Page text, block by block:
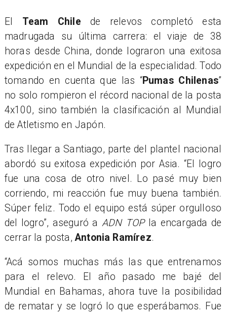
El Team Chile de relevos completó esta
madrugada su última carrera: el viaje de 38
horas desde China, donde lograron una exitosa
expedición en el Mundial de la especialidad. Todo
tomando en cuenta que las “Pumas Chilenas”
no solo rompieron el récord nacional de la posta
4x100, sino también la clasificación al Mundial
de Atletismo en Japón.
Tras llegar a Santiago, parte del plantel nacional
abordó su exitosa expedición por Asia. “El logro
fue una cosa de otro nivel. Lo pasé muy bien
corriendo, mi reacción fue muy buena también.
Súper feliz. Todo el equipo está súper orgulloso
del logro”, aseguró a ADN TOPla encargada de
cerrar la posta,Antonia Ramírez.
“Acá somos muchas más las que entrenamos
para el relevo. El año pasado me bajé del
Mundial en Bahamas, ahora tuve la posibilidad
de rematar y se logró lo que esperábamos. Fue